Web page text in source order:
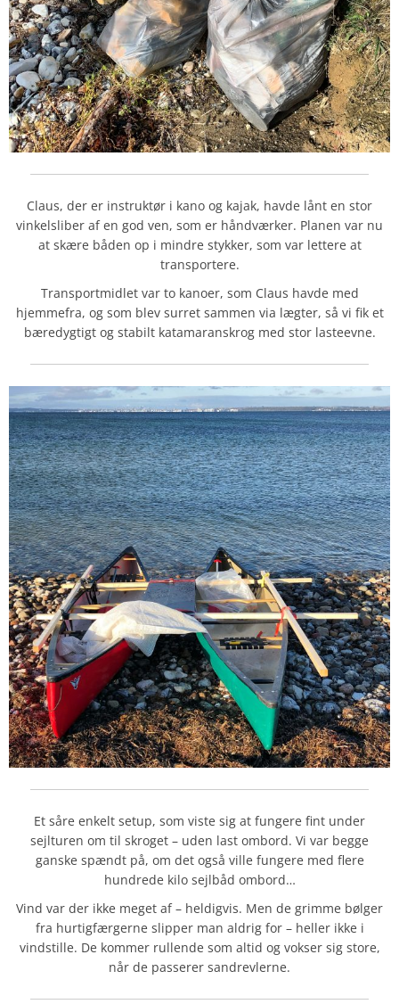
Claus, der er instruktør i kano og kajak, havde lånt en stor
vinkelsliber af en god ven, som er håndværker. Planen var nu
at skære båden op i mindre stykker, som var lettere at
transportere.
Transportmidlet var to kanoer, som Claus havde med
hjemmefra, og som blev surret sammen via lægter, så vi fik et
bæredygtigt og stabilt katamaranskrog med stor lasteevne.
Et såre enkelt setup, som viste sig at fungere fint under
sejlturen om til skroget – uden last ombord. Vi var begge
ganske spændt på, om det også ville fungere med flere
hundrede kilo sejlbåd ombord…
Vind var der ikke meget af – heldigvis. Men de grimme bølger
fra hurtigfærgerne slipper man aldrig for – heller ikke i
vindstille. De kommer rullende som altid og vokser sig store,
når de passerer sandrevlerne.